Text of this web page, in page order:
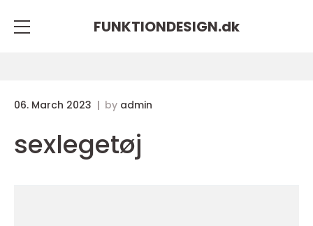
FUNKTIONDESIGN.dk
06. March 2023 by admin
sexlegetøj